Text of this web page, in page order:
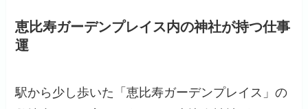
恵比寿ガーデンプレイス内の神社が持つ仕事
運
駅から少し歩いた「恵比寿ガーデンプレイス」の